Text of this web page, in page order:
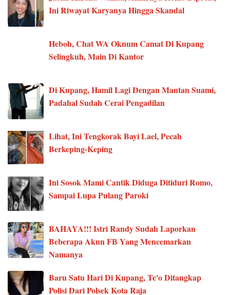
Ini Riwayat Karyanya Hingga Skandal
Heboh, Chat WA Oknum Camat Di Kupang
Selingkuh, Main Di Kantor
Di Kupang, Hamil Lagi Dengan Mantan Suami,
Padahal Sudah Cerai Pengadilan
Lihat, Ini Tengkorak Bayi Lael, Pecah
Berkeping-Keping
Ini Sosok Mami Cantik Diduga Ditiduri Romo,
Sampai Lupa Pulang Paroki
BAHAYA!!! Istri Randy Sudah Laporkan
Beberapa Akun FB Yang Mencemarkan
Namanya
Baru Satu Hari Di Kupang, Te'o Ditangkap
Polisi Dari Polsek Kota Raja